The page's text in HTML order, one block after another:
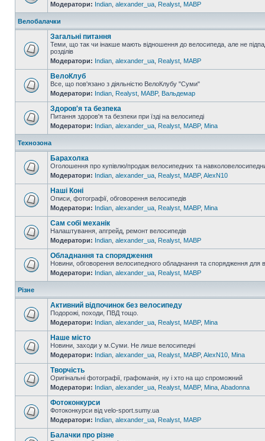
Модератори: Indian alexander_ua Realyst MABP
Велобалачки
Загальні питання
Теми, що так чи інакше мають відношення до велосипеда, але не
розділів
Модератори: Indian alexander_ua Realyst MABP
ВелоКлуб
Все, що пов'язано з діяльністю ВелоКлубу "Суми"
Модератори: Indian Realyst MABP, Вальдемар
Здоров'я та безпека
Питання здоров'я та безпеки при їзді на велосипеді
Модератори: Indian alexander_ua Realyst MABP, Mina
Технозона
Барахолка
Оголошення про купівлю/продаж велосипедних та
Модератори: Indian alexander_ua Realyst MABP, AlexN10
Наші Коні
Описи, фотографії, обговорення велосипедів
Модератори: Indian alexander_ua Realyst MABP, Mina
Сам собі механік
Налаштування, апгрейд, ремонт велосипедів
Модератори: Indian alexander_ua Realyst MABP
Обладнання та спорядження
Новини, обговорення велосипедного обладнання та спорядження для
Модератори: Indian alexander_ua Realyst MABP
Різне
Активний відпочинок без велосипеду
Подорожі, походи, ПВД тощо.
Модератори: Indian alexander_ua Realyst MABP, Mina
Наше місто
Новини, заходи у м.Суми. Не лише велосипедні
Модератори: Indian alexander_ua Realyst MABP, AlexN10 Mina
Творчість
Оригінальні фотографії, графоманія, ну і хто на що спроможний
Модератори: Indian alexander_ua Realyst MABP, Mina Abadonna
Фотоконкурси
Фотоконкурси від velo-sport.sumy.ua
Модератори: Indian alexander_ua Realyst MABP
Балачки про різне